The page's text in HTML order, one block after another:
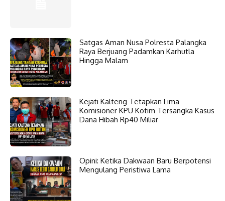
Satgas Aman Nusa Polresta Palangka
Raya Berjuang Padamkan Karhutla
Hingga Malam
Kejati Kalteng Tetapkan Lima
Komisioner KPU Kotim Tersangka Kasus
Dana Hibah Rp40 Miliar
Opini: Ketika Dakwaan Baru Berpotensi
Mengulang Peristiwa Lama